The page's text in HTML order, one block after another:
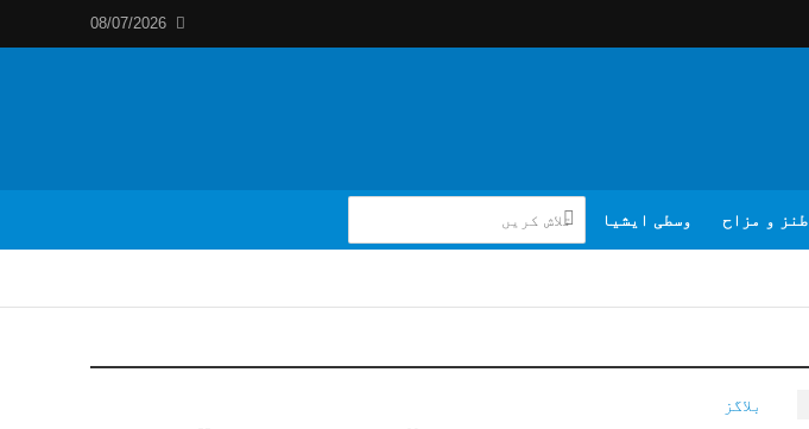
08/07/2026
طنز و مزاح وسطی ایشیا
بلاگز